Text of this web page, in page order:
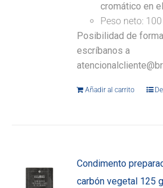
cromático en
Peso neto:
Posibilidad de
escríbanos a
Añadir al carrito
Condimento
carbón vegetal 125 g